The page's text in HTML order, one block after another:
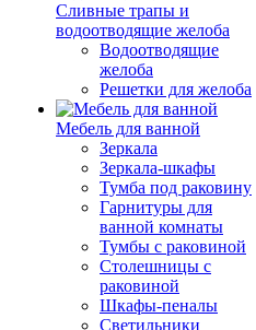
Cливные трапы и
водоотводящие желоба
Водоотводящие
желоба
Решетки для желоба
Мебель для ванной
Зеркала
Зеркала-шкафы
Тумба под раковину
Гарнитуры для
ванной комнаты
Тумбы с раковиной
Столешницы с
раковиной
Шкафы-пеналы
Светильники